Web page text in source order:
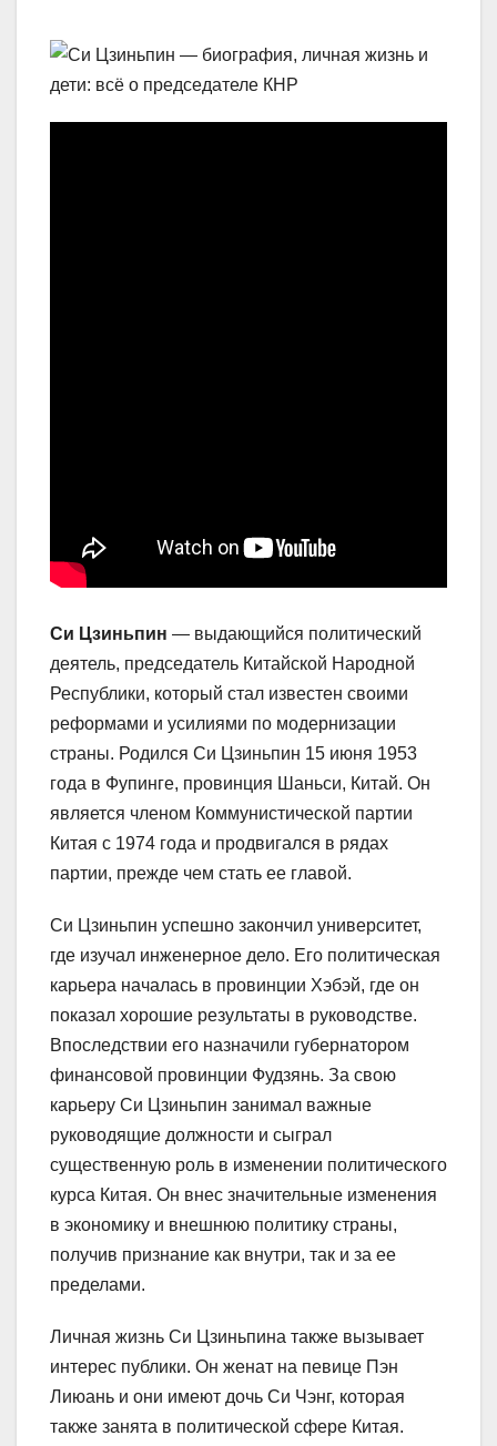
Си Цзиньпин — выдающийся политический
деятель, председатель Китайской Народной
Республики, который стал известен своими
реформами и усилиями по модернизации
страны. Родился Си Цзиньпин 15 июня 1953
года в Фупинге, провинция Шаньси, Китай. Он
является членом Коммунистической партии
Китая с 1974 года и продвигался в рядах
партии, прежде чем стать ее главой.
Си Цзиньпин успешно закончил университет,
где изучал инженерное дело. Его политическая
карьера началась в провинции Хэбэй, где он
показал хорошие результаты в руководстве.
Впоследствии его назначили губернатором
финансовой провинции Фудзянь. За свою
карьеру Си Цзиньпин занимал важные
руководящие должности и сыграл
существенную роль в изменении политического
курса Китая. Он внес значительные изменения
в экономику и внешнюю политику страны,
получив признание как внутри, так и за ее
пределами.
Личная жизнь Си Цзиньпина также вызывает
интерес публики. Он женат на певице Пэн
Лиюань и они имеют дочь Си Чэнг, которая
также занята в политической сфере Китая.